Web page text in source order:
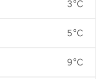
3 °C
5 °C
9 °C